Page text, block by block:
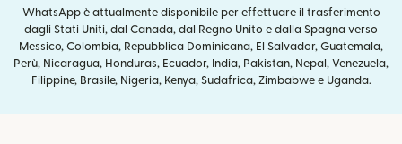
WhatsApp è attualmente disponibile per effettuare il trasferimento
dagli Stati Uniti, dal Canada, dal Regno Unito e dalla Spagna verso
Messico, Colombia, Repubblica Dominicana, El Salvador, Guatemala,
Perù, Nicaragua, Honduras, Ecuador, India, Pakistan, Nepal, Venezuela,
Filippine, Brasile, Nigeria, Kenya, Sudafrica, Zimbabwe e Uganda.